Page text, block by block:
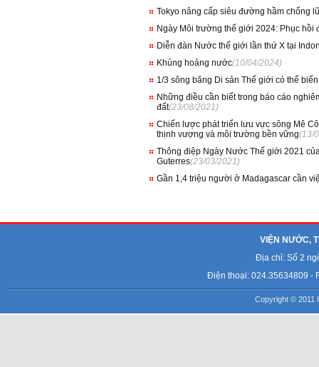
Tokyo nâng cấp siêu đường hầm chống
Ngày Môi trường thế giới 2024: Phục hồi
Diễn đàn Nước thế giới lần thứ X tại
Khủng hoảng nước(10/04/2024)
1/3 sông băng Di sản Thế giới có thể
Những điều cần biết trong báo cáo
đất(23/08/2021)
Chiến lược phát triển lưu vực sông Mê
thịnh vượng và môi trường bền vững(13/
Thông điệp Ngày Nước Thế giới 2021
Guterres(23/03/2021)
Gần 1,4 triệu người ở Madagascar cần
VIỆN NƯỚC,
Địa chỉ: Số 2
Điện thoại: 024.35634809 -
Copyright © 2011